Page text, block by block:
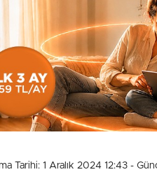
Tarihi: 1 Aralık 2024 12:43 -